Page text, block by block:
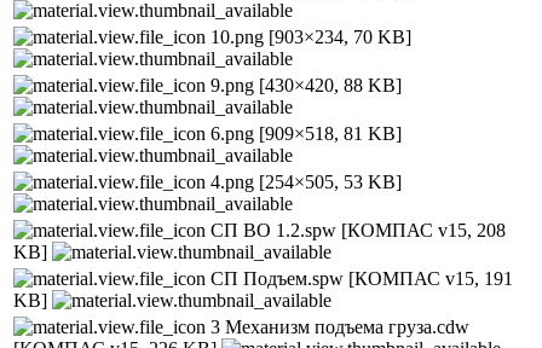
10.png [903×234, 70 KB]
9.png [430×420, 88 KB]
6.png [909×518, 81 KB]
4.png [254×505, 53 KB]
СП ВО 1.2.spw [КОМПАС v15, 208
KB]
СП Подъем.spw [КОМПАС v15, 191
KB]
3 Механизм подъема груза.cdw